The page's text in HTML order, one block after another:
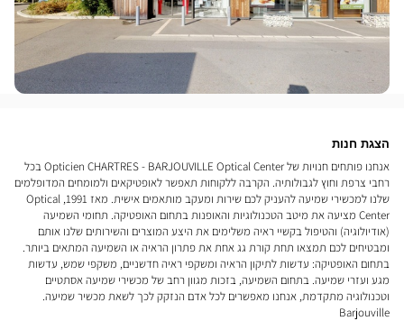
הצגת חנות
אנחנו פותחים חנויות של Opticien CHARTRES - BARJOUVILLE Optical Center בכל
רחבי צרפת וחוץ לגבולותיה. הקרבה ללקוחות תאפשר לאופטיקאים ולמומחים המדופלמים
שלנו למכשירי שמיעה להעניק לכם שירות ומעקב מותאמים אישית. מאז 1991, Optical
Center מציעה את מיטב הטכנולוגיות והאופנות בתחום האופטיקה. תחומי השמיעה
(אודיולוגיה) והטיפול בקשיי ראיה משלימים את היצע המוצרים והשירותים שלנו אותם
ומבטיחים לכם תמצאו תחת קורת גג אחת את פתרון הראיה או השמיעה המתאים ביותר.
בתחום האופטיקה: עדשות לתיקון הראיה ומשקפי ראיה חדשניים, משקפי שמש, עדשות
מגע ועזרי שמיעה. בתחום השמיעה, בזכות מגוון רחב של מכשירי שמיעה אסתטיים
וטכנולוגיה מתקדמת, אנחנו מאפשרים לכל אדם הנזקק לכך לשאת מכשיר שמיעה.
Barjouville